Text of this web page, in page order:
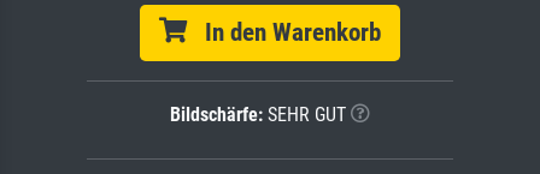
In den Warenkorb
Bildschärfe: SEHR GUT